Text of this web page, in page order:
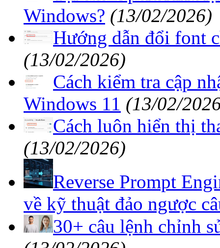
Windows? (13/02/2026)
Hướng dẫn đổi font
(13/02/2026)
Cách kiểm tra cập
Windows 11 (13/02/
Cách luôn hiển thị
(13/02/2026)
Reverse Prompt
về kỹ thuật đảo ngược
30+ câu lệnh chỉnh